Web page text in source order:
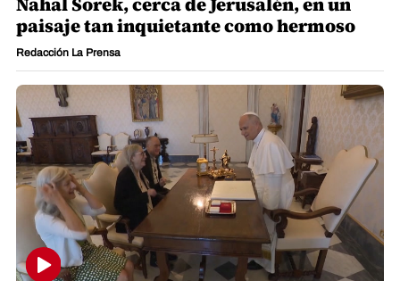
paisaje tan inquietante como hermoso
Redacción La Prensa